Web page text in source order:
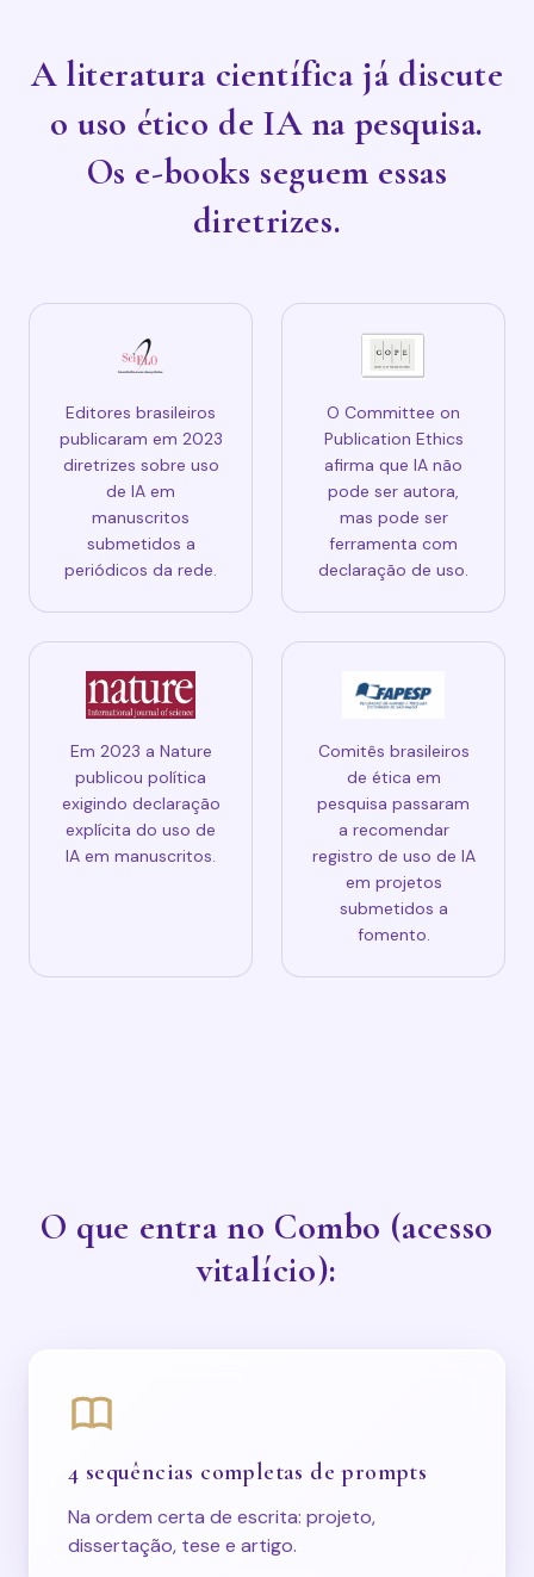
A literatura científica já discute
o uso ético de IA na pesquisa.
Os e-books seguem essas
diretrizes.
Editores brasileiros
publicaram em 2023
diretrizes sobre uso
de IA em
manuscritos
submetidos a
periódicos da rede.
O Committee on
Publication Ethics
afirma que IA não
pode ser autora,
mas pode ser
ferramenta com
declaração de uso.
Em 2023 a Nature
publicou política
exigindo declaração
explícita do uso de
IA em manuscritos.
Comitês brasileiros
de ética em
pesquisa passaram
a recomendar
registro de uso de IA
em projetos
submetidos a
fomento.
O que entra no Combo (acesso
vitalício):
4 sequências completas de prompts
Na ordem certa de escrita: projeto,
dissertação, tese e artigo.